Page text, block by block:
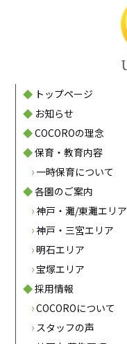
トップページ
お知らせ
COCOROの理念
保育・教育内容
一時保育について
各園のご案内
神戸・灘/東灘エリア
神戸・三宮エリア
明石エリア
宝塚エリア
採用情報
COCOROについて
スタッフの声